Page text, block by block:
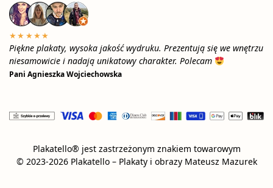
★★★★★
Piękne plakaty, wysoka jakość wydruku. Prezentują się we wnętrzu
niesamowicie i nadają unikatowy charakter. Polecam
Pani Agnieszka Wojciechowska
Plakatello® jest zastrzeżonym znakiem towarowym
© 2023-2026 Plakatello – Plakaty i obrazy Mateusz Mazurek